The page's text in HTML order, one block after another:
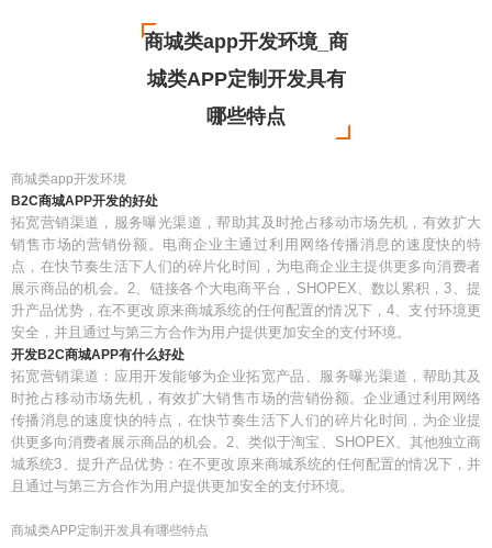
商城类app开发环境_商
城类APP定制开发具有
哪些特点
商城类app开发环境
B2C商城APP开发的好处
拓宽营销渠道，服务曝光渠道，帮助其及时抢占移动市场先机，有效扩大
销售市场的营销份额。电商企业主通过利用网络传播消息的速度快的特
点，在快节奏生活下人们的碎片化时间，为电商企业主提供更多向消费者
展示商品的机会。2、链接各个大电商平台，SHOPEX、数以累积，3、提
升产品优势，在不更改原来商城系统的任何配置的情况下，4、支付环境更
安全，并且通过与第三方合作为用户提供更加安全的支付环境。
开发B2C商城APP有什么好处
拓宽营销渠道：应用开发能够为企业拓宽产品、服务曝光渠道，帮助其及
时抢占移动市场先机，有效扩大销售市场的营销份额。企业通过利用网络
传播消息的速度快的特点，在快节奏生活下人们的碎片化时间，为企业提
供更多向消费者展示商品的机会。2、类似于淘宝、SHOPEX、其他独立商
城系统3、提升产品优势：在不更改原来商城系统的任何配置的情况下，并
且通过与第三方合作为用户提供更加安全的支付环境。
商城类APP定制开发具有哪些特点